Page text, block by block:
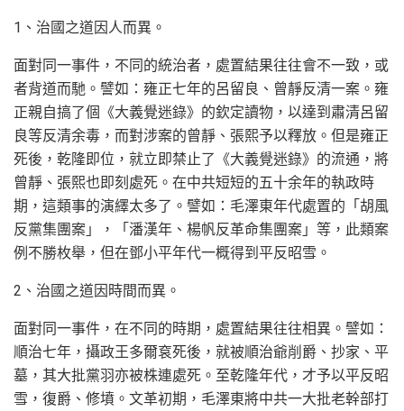
1、治國之道因人而異。
面對同一事件，不同的統治者，處置結果往往會不一致，或
者背道而馳。譬如：雍正七年的呂留良、曾靜反清一案。雍
正親自搞了個《大義覺迷錄》的欽定讀物，以達到肅清呂留
良等反清余毒，而對涉案的曾靜、張熙予以釋放。但是雍正
死後，乾隆即位，就立即禁止了《大義覺迷錄》的流通，將
曾靜、張熙也即刻處死。在中共短短的五十余年的執政時
期，這類事的演繹太多了。譬如：毛澤東年代處置的「胡風
反黨集團案」，「潘漢年、楊帆反革命集團案」等，此類案
例不勝枚舉，但在鄧小平年代一概得到平反昭雪。
2、治國之道因時間而異。
面對同一事件，在不同的時期，處置結果往往相異。譬如：
順治七年，攝政王多爾袞死後，就被順治爺削爵、抄家、平
墓，其大批黨羽亦被株連處死。至乾隆年代，才予以平反昭
雪，復爵、修墳。文革初期，毛澤東將中共一大批老幹部打